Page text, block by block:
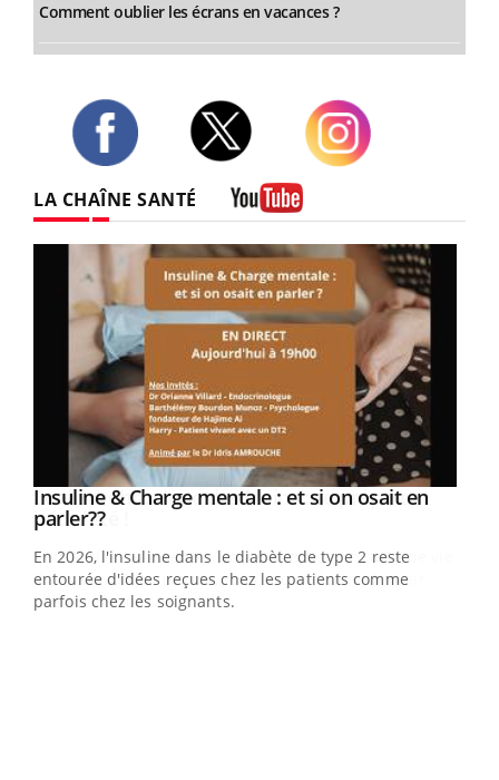
Comment oublier les écrans en vacances ?
LA CHAÎNE SANTÉ
Youtube
Insuline & Charge mentale : et si on osait en
parler??Youtube
En 2026, l'insuline dans le diabète de type 2 reste
entourée d'idées reçues chez les patients comme
parfois chez les soignants.
Youtube
Eczéma Chronique des Mains : se préparer
pour l’été ! Youtube
L'été arrive… et avec lui, un tout nouveau rythme de vie !
Vacances, plage, piscine, soleil, activités en plein air…
Nos mains sont ...